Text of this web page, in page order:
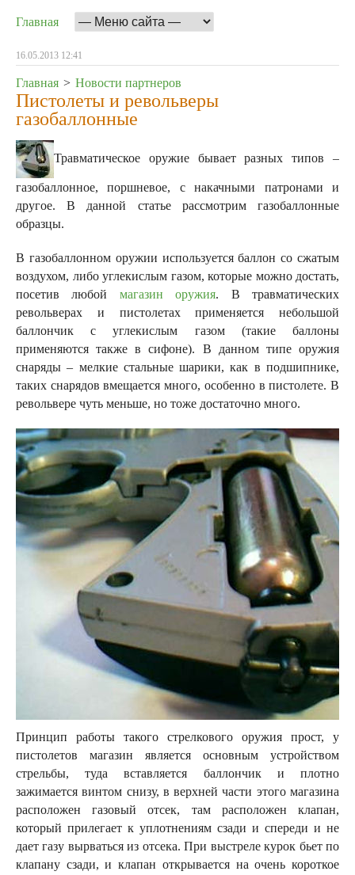
Главная
16.05.2013 12:41
Главная > Новости партнеров
Пистолеты и револьверы
газобаллонные
Травматическое оружие бывает разных типов –
газобаллонное, поршневое, с накачными патронами и
другое. В данной статье рассмотрим газобаллонные
образцы.
В газобаллонном оружии используется баллон со сжатым
воздухом, либо углекислым газом, которые можно достать,
посетив любой магазин оружия. В травматических
револьверах и пистолетах применяется небольшой
баллончик с углекислым газом (такие баллоны
применяются также в сифоне). В данном типе оружия
снаряды – мелкие стальные шарики, как в подшипнике,
таких снарядов вмещается много, особенно в пистолете. В
револьвере чуть меньше, но тоже достаточно много.
Принцип работы такого стрелкового оружия прост, у
пистолетов магазин является основным устройством
стрельбы, туда вставляется баллончик и плотно
зажимается винтом снизу, в верхней части этого магазина
расположен газовый отсек, там расположен клапан,
который прилегает к уплотнениям сзади и спереди и не
дает газу вырваться из отсека. При выстреле курок бьет по
клапану сзади, и клапан открывается на очень короткое